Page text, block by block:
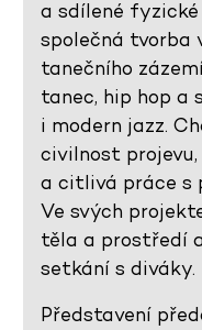
a sdílené
společná tvorba
tanečního
tanec, hip hop a
i modern jazz.
civilnost
a citlivá práce s
Ve svých
těla a prostředí
setkání s diváky.
Představení